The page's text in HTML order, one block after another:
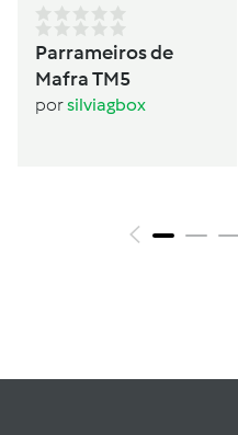
Parrameiros de
Mafra TM5
porsilviagbox